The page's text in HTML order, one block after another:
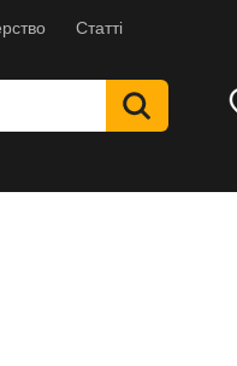
Статті